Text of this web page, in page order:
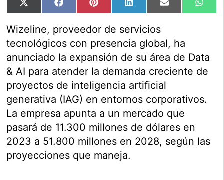
Compartir
en
X
Compartir
en
FacebookCompartir
en
PinterestCompartir
en
LinkedInCompartir
en
Email
en
Wizeline, proveedor de servicios
tecnológicos con presencia global, ha
anunciado la expansión de su área de Data
& AI para atender la demanda creciente de
proyectos de inteligencia artificial
generativa (IAG) en entornos corporativos.
La empresa apunta a un mercado que
pasará de 11.300 millones de dólares en
2023 a 51.800 millones en 2028, según las
proyecciones que maneja.